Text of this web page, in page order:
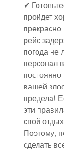
✔
пройдет
прекрасно
рейс
погода не
персонал
постоянно
вашей
предела!
эти
свой
Поэтому,
сделать